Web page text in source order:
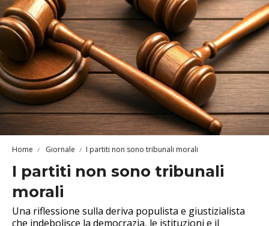
Home Giornale I partiti non sono tribunali morali
I partiti non sono tribunali
morali
Una riflessione sulla deriva populista e giustizialista
che indebolisce la democrazia, le istituzioni e il